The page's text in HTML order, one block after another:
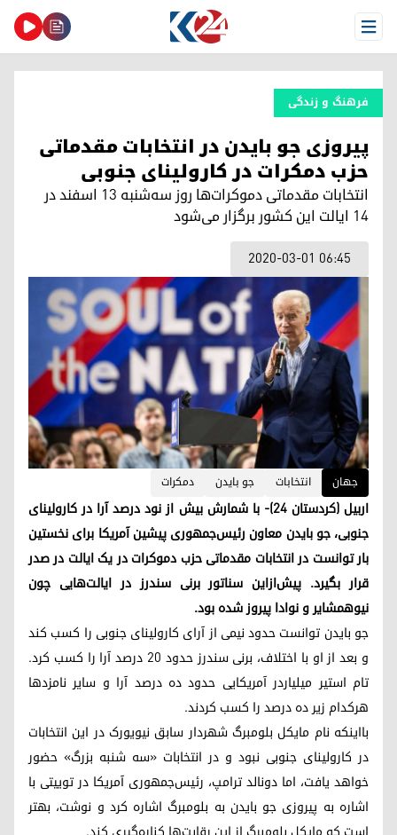
Open Menu
فرهنگ و زندگی
پیروزی جو بایدن در انتخابات مقدماتی
حزب دمکرات در کارولینای جنوبی
انتخابات مقدماتی دموکرات‌ها روز سه‌شنبه ۱۳ اسفند در
۱۴ ایالت این کشور برگزار می‌شود
2020-03-01 06:45
جھان انتخابات جو بایدن دمکرات
اربیل (کردستان ۲۴)- با شمارش بیش از نود درصد آرا در کارولینای
جنوبی،‌ جو بایدن معاون رئیس‌جمهوری پیشین آمریکا برای نخستین
بار توانست در انتخابات مقدماتی حزب دموکرات در یک ایالت در صدر
قرار بگیرد. پیش‌ازاین سناتور برنی سندرز در ایالت‌هایی چون
نیوهمشایر و نوادا پیروز شده بود.
جو بایدن توانست حدود نیمی از آرای کارولینای جنوبی را کسب کند
و بعد از او با اختلاف،‌ برنی سندرز حدود ۲۰ درصد آرا را کسب کرد.
تام استیر میلیاردر آمریکایی حدود ده درصد آرا و سایر نامزدها
هرکدام زیر ده درصد را کسب کردند.
بااینکه نام مایکل بلومبرگ شهردار سابق نیویورک در این انتخابات
در کارولینای جنوبی نبود و در انتخابات «سه شنبه بزرگ» حضور
خواهد یافت، اما دونالد ترامپ، رئیس‌جمهوری آمریکا در توییتی با
اشاره به پیروزی جو بایدن به بلومبرگ اشاره کرد و نوشت، بهتر